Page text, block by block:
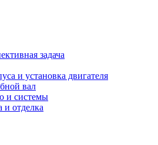
задача
и установка двигателя
вал
и системы
и отделка